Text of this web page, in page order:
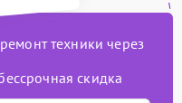
техники через
скидка